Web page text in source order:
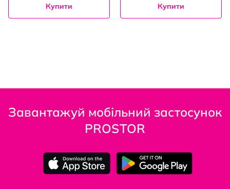
Купити Купити
Завантажуй мобільний застосунок
PROSTOR